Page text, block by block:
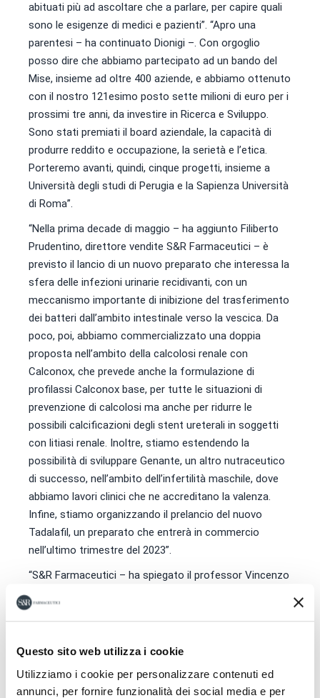
Questo sito web utilizza i cookie
Utilizziamo i cookie per personalizzare contenuti ed
annunci, per fornire funzionalità dei social media e per
abituati più ad ascoltare che a parlare, per capire quali
sono le esigenze di medici e pazienti”. “Apro una
parentesi – ha continuato Dionigi –. Con orgoglio
posso dire che abbiamo partecipato ad un bando del
Mise, insieme ad oltre 400 aziende, e abbiamo ottenuto
con il nostro 121esimo posto sette milioni di euro per i
prossimi tre anni, da investire in Ricerca e Sviluppo.
Sono stati premiati il board aziendale, la capacità di
produrre reddito e occupazione, la serietà e l’etica.
Porteremo avanti, quindi, cinque progetti, insieme a
Università degli studi di Perugia e la Sapienza Università
di Roma”.
“Nella prima decade di maggio – ha aggiunto Filiberto
Prudentino, direttore vendite S&R Farmaceutici – è
previsto il lancio di un nuovo preparato che interessa la
sfera delle infezioni urinarie recidivanti, con un
meccanismo importante di inibizione del trasferimento
dei batteri dall’ambito intestinale verso la vescica. Da
poco, poi, abbiamo commercializzato una doppia
proposta nell’ambito della calcolosi renale con
Calconox, che prevede anche la formulazione di
profilassi Calconox base, per tutte le situazioni di
prevenzione di calcolosi ma anche per ridurre le
possibili calcificazioni degli stent ureterali in soggetti
con litiasi renale. Inoltre, stiamo estendendo la
possibilità di sviluppare Genante, un altro nutraceutico
di successo, nell’ambito dell’infertilità maschile, dove
abbiamo lavori clinici che ne accreditano la valenza.
Infine, stiamo organizzando il prelancio del nuovo
Tadalafil, un preparato che entrerà in commercio
nell’ultimo trimestre del 2023”.
“S&R Farmaceutici – ha spiegato il professor Vincenzo
Mirone, responsabile Ufficio risorse e comunicazione
SIU – è un partner privilegiato della SIU. Ha dedicato
dell’integrazione terapeutica e lo ha fatto con
a infertilità, calcolosi, infiammazione prostatica,